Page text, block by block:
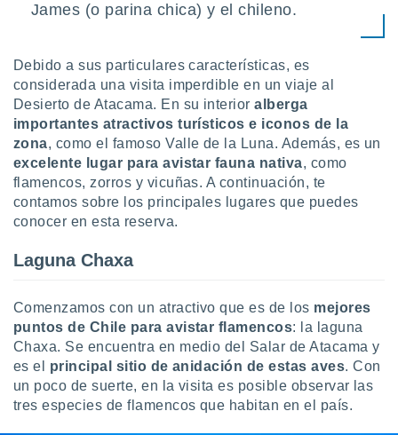
para
o
aunque
no
Puedes
acceder a
web a
abono
únicos
James (o parina chica) y el chileno.
Debido a sus particulares características, es
considerada una visita imperdible en un viaje al
Desierto de Atacama. En su interioralberga
importantes atractivos turísticos e iconos de la
zona, como el famoso Valle de la Luna. Además, es un
excelente lugar para avistar fauna nativa, como
flamencos, zorros y vicuñas. A continuación, te
contamos sobre los principales lugares que puedes
conocer en esta reserva.
Laguna Chaxa
Comenzamos con un atractivo que es de los mejores
puntos de Chile para avistar flamencos: la laguna
Chaxa. Se encuentra en medio del Salar de Atacama y
es el principal sitio de anidación de estas aves. Con
un poco de suerte, en la visita es posible observar las
tres especies de flamencos que habitan en el país.